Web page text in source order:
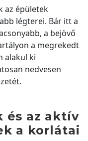
az épületek
légterei. Bár itt a
a bejövő
a megrekedt
alakul ki
nedvesen
és az aktív
a korlátai